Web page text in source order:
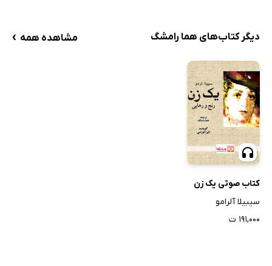
دیگر کتاب‌های هما رامشگ مشاهده همه ›
کتاب صوتی یک زن
سیبیلا آلرامو
۱۹۱,۰۰۰ ت